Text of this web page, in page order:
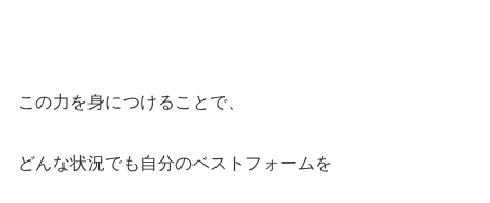
この力を身につけることで、
どんな状況でも自分のベストフォームを